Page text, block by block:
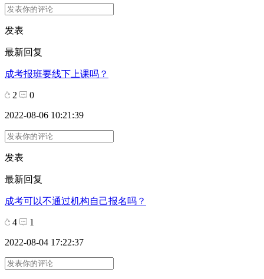
发表
最新回复
成考报班要线下上课吗？
2
0
2022-08-06 10:21:39
发表
最新回复
成考可以不通过机构自己报名吗？
4
1
2022-08-04 17:22:37